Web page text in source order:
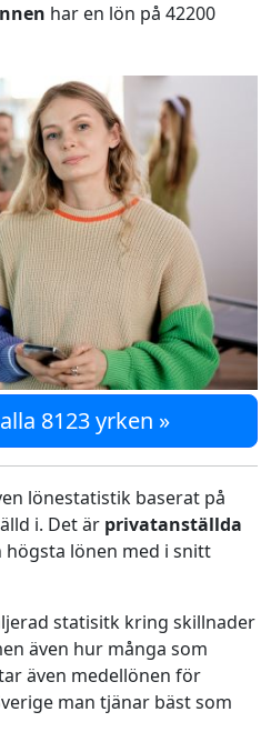
har en lön på 42200
8123 yrken »
lönestatistik baserat på
i. Det är privatanställda
högsta lönen med i snitt
statisitk kring skillnader
även hur många som
även medellönen för
man tjänar bäst som